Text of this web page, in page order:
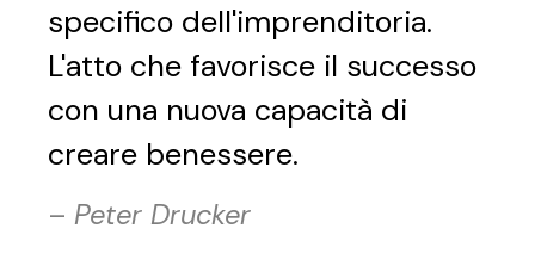
specifico dell'imprenditoria.
L'atto che favorisce il successo
con una nuova capacità di
creare benessere.
– Peter Drucker